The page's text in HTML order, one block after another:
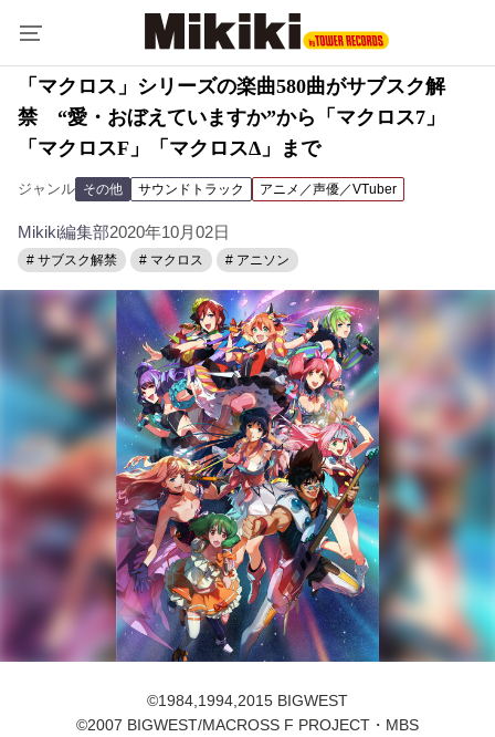
「マクロス」シリーズの楽曲580曲がサブスク解
禁 “愛・おぼえていますか”から「マクロス7」
「マクロスF」「マクロスΔ」まで
ジャンル その他 サウンドトラック アニメ／声優／VTuber
Mikiki編集部2020年10月02日
# サブスク解禁 # マクロス # アニソン
©1984,1994,2015 BIGWEST
©2007 BIGWEST/MACROSS F PROJECT・MBS